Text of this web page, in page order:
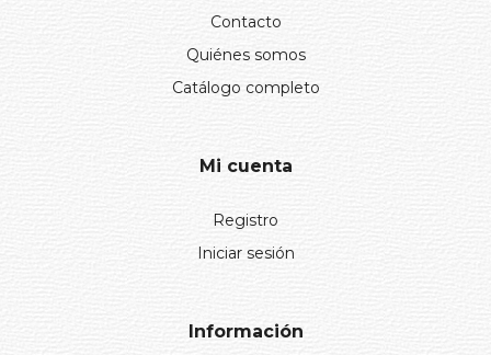
Contacto
Quiénes somos
Catálogo completo
Mi cuenta
Registro
Iniciar sesión
Información